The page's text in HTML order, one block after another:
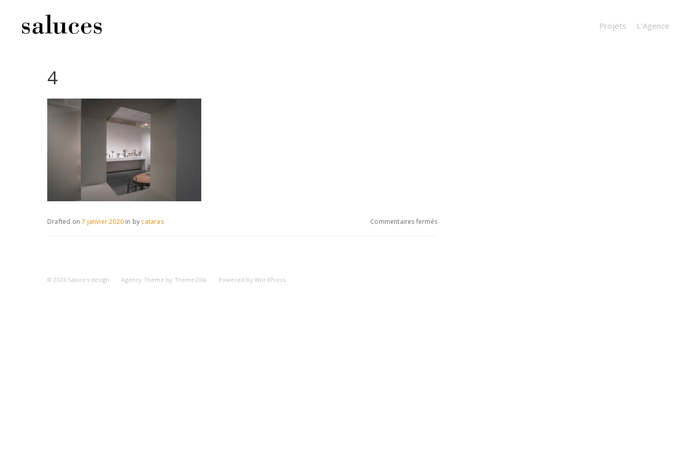
Projets L’Agence
4
Commentaires ferméssur
Drafted on7 janvier 2020 in by cataras
© 2026 Saluces design Agency Theme by ThemeZilla Powered byWordPress